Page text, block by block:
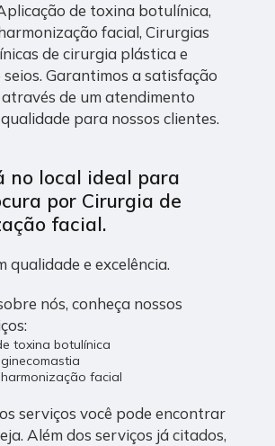
de toxina botulínica,
facial, Cirurgias
de cirurgia plástica e
Garantimos a satisfação
de um atendimento
para nossos clientes.
no local ideal para
por Cirurgia de
facial.
qualidade e excelência.
nós, conheça nossos
toxina botulínica
facial
serviços você pode encontrar
Além dos serviços já citados,